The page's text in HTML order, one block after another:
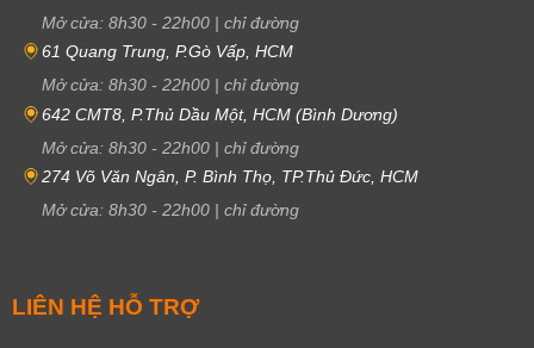
Mở cửa: 8h30 - 22h00 | chỉ đường
61 Quang Trung, P.Gò Vấp, HCM
Mở cửa: 8h30 - 22h00 | chỉ đường
642 CMT8, P.Thủ Dầu Một, HCM (Bình Dương)
Mở cửa: 8h30 - 22h00 | chỉ đường
274 Võ Văn Ngân, P. Bình Thọ, TP.Thủ Đức, HCM
Mở cửa: 8h30 - 22h00 | chỉ đường
LIÊN HỆ HỖ TRỢ